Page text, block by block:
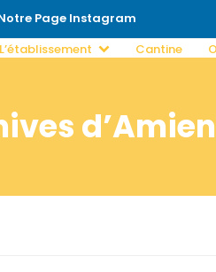
Page Instagram
L’établissement Cantine